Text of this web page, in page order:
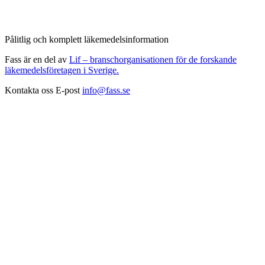
Pålitlig och komplett läkemedelsinformation
Fass är en del av Lif – branschorganisationen för de forskande
läkemedelsföretagen i Sverige.
Kontakta oss E-post info@fass.se